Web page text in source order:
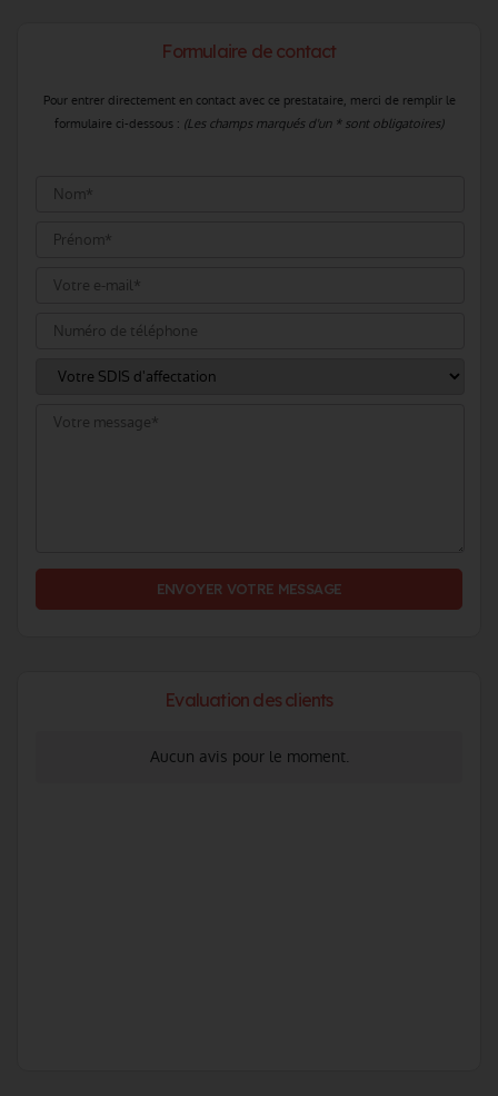
Formulaire de contact
Pour entrer directement en contact avec ce prestataire, merci de remplir le
formulaire ci-dessous : (Les champs marqués d'un * sont obligatoires)
ENVOYER VOTRE MESSAGE
Evaluation des clients
Aucun avis pour le moment.